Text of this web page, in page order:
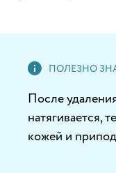
После
натягивается,
кожей и